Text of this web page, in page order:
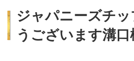
ジャパニーズチ
うございます溝口